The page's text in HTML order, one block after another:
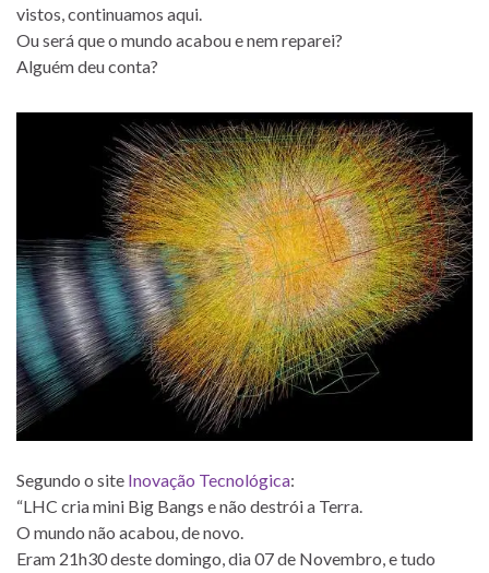
vistos, continuamos aqui.
Ou será que o mundo acabou e nem reparei?
Alguém deu conta?
Segundo o site Inovação Tecnológica:
“LHC cria mini Big Bangs e não destrói a Terra.
O mundo não acabou, de novo.
Eram 21h30 deste domingo, dia 07 de Novembro, e tudo